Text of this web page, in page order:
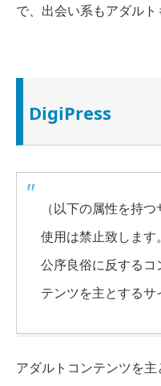
で、 出会い系もアダル
DigiPress
（以下の属性を持
使用は禁止致します
公序良俗に反する
テンツを主とするサ
アダルトコンテンツを